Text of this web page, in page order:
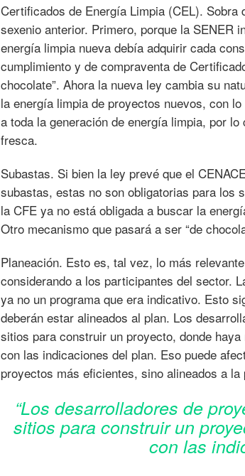
Certificados de Energía Limpia (CEL).
sexenio anterior. Primero, porque la SENER
energía limpia nueva debía adquirir cada
cumplimiento y de compraventa de
chocolate”. Ahora la nueva ley cambia su
la energía limpia de proyectos nuevos, con
a toda la generación de energía limpia, por
fresca.
Subastas. Si bien la ley prevé que el
subastas, estas no son obligatorias para
la CFE ya no está obligada a buscar la
Otro mecanismo que pasará a ser “de
Planeación. Esto es, tal vez, lo más
considerando a los participantes del sector.
ya no un programa que era indicativo. Esto
deberán estar alineados al plan. Los
sitios para construir un proyecto, donde
con las indicaciones del plan. Eso puede
proyectos más eficientes, sino alineados a la
“Los desarrolladores de
sitios para construir un
con las